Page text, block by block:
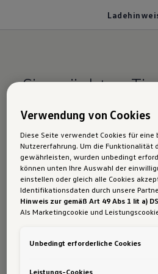
Sie möchten
um Ihren
erhalten?
Als Hauptnutzer Ihres ID.
Empfang von Push-
Fahrzeugs noch keine
Verwendung von Cookies
Diese Seite verwendet Cookies für eine
Nutzererfahrung. Um die Funktionalität
gewährleisten, wurden unbedingt
können unten Ihre Auswahl der
einstellen oder gleich alle Cookies
Identifikationsdaten durch unsere
Hinweis zur gemäß Art 49 Abs 1 lit a)
Als Marketingcookie und
Daten in die USA (insbesondere dort
Unbedingt erforderliche Cookies
Leistungs-Cookies